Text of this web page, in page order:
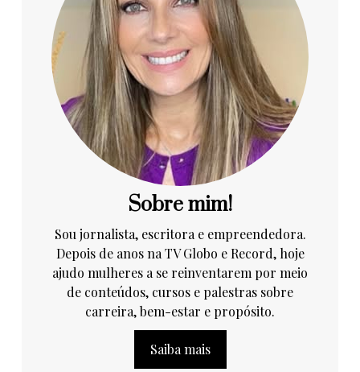
Sobre mim!
Sou jornalista, escritora e empreendedora.
Depois de anos na TV Globo e Record, hoje
ajudo mulheres a se reinventarem por meio
de conteúdos, cursos e palestras sobre
carreira, bem-estar e propósito.
Saiba mais